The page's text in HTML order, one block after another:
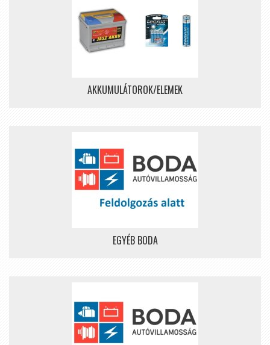
AKKUMULÁTOROK/ELEMEK
EGYÉB BODA